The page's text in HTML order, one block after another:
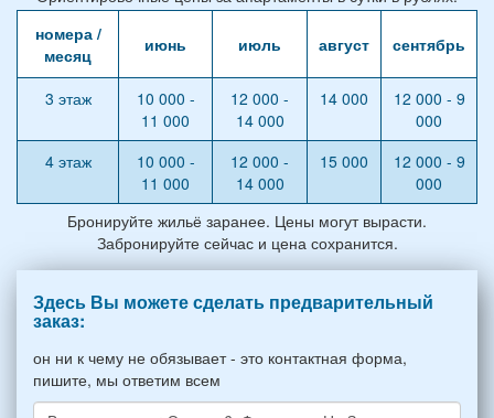
номера /
месяц
июнь июль август сентябрь
3 этаж
10 000 -
11 000
12 000 -
14 000
14 000
12 000 - 9
000
4 этаж
10 000 -
11 000
12 000 -
14 000
15 000
12 000 - 9
000
Бронируйте жильё заранее. Цены могут вырасти.
Забронируйте сейчас и цена сохранится.
Здесь Вы можете сделать предварительный
заказ:
он ни к чему не обязывает - это контактная форма,
пишите, мы ответим всем